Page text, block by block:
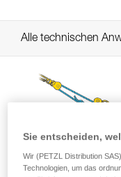
Alle technischen
NEW
Sie entscheiden,
Wir (PETZL Distribution
Technologien, um das